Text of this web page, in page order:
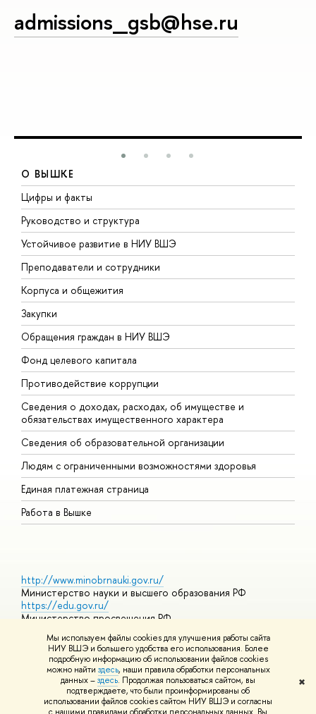
Мы используем файлы cookies для улучшения работы сайта
НИУ ВШЭ и большего удобства его использования. Более
подробную информацию об использовании файлов cookies
можно найти здесь, наши правила обработки персональных
данных –здесь. Продолжая пользоваться сайтом, вы
подтверждаете, что были проинформированы об
использовании файлов cookies сайтом НИУ ВШЭ и согласны
✖
admissions_gsb@hse.ru
О ВЫШКЕ
Цифры и факты
Руководство и структура
Устойчивое развитие в НИУ ВШЭ
Преподаватели и сотрудники
Корпуса и общежития
Закупки
Обращения граждан в НИУ ВШЭ
Фонд целевого капитала
Противодействие коррупции
Сведения о доходах, расходах, об имуществе и
обязательствах имущественного характера
Сведения об образовательной организации
Людям с ограниченными возможностями здоровья
Единая платежная страница
Работа в Вышке
http://www.minobrnauki.gov.ru/
Министерство науки и высшего образования РФ
https://edu.gov.ru/
Министерство просвещения РФ
Массовые открытые онлайн-курсы
© НИУ ВШЭ 1993–2026 Адреса и контактыУсловия
использования материалов Политика конфиденциальности